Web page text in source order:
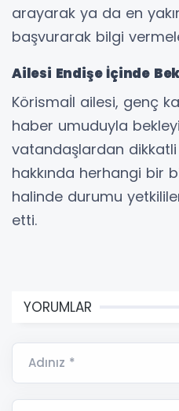
arayarak ya da en
başvurarak bilgi
Ailesi Endişe İçinde
Körismaİl ailesi, genç
haber umuduyla
vatandaşlardan dikkatli
hakkında herhangi bir
halinde durumu
etti.
YORUMLAR
Adınız *